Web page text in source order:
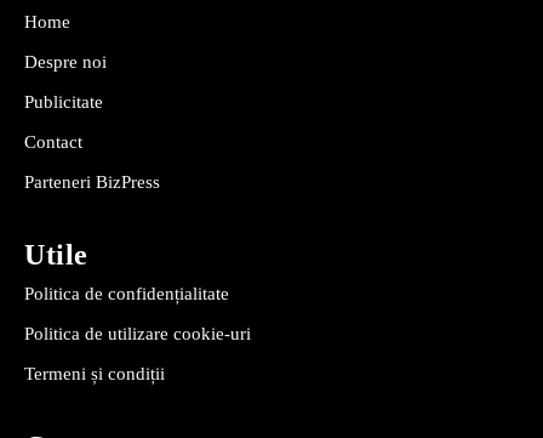
Home
Despre noi
Publicitate
Contact
Parteneri BizPress
Utile
Politica de confidențialitate
Politica de utilizare cookie-uri
Termeni și condiții